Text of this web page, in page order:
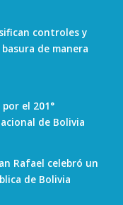
controles y
de manera
el 201°
de Bolivia
Rafael celebró un
de Bolivia